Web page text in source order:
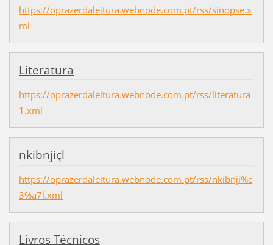
https://oprazerdaleitura.webnode.com.pt/rss/sinopse.x
ml
Literatura
https://oprazerdaleitura.webnode.com.pt/rss/literatura
1.xml
nkibnjiçl
https://oprazerdaleitura.webnode.com.pt/rss/nkibnji%c
3%a7l.xml
Livros Técnicos